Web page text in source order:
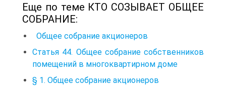
Еще по теме КТО СОЗЫВАЕТ ОБЩЕЕ
СОБРАНИЕ:
Общее собрание акционеров
Статья 44. Общее собрание собственников
помещений в многоквартирном доме
§ 1. Общее собрание акционеров